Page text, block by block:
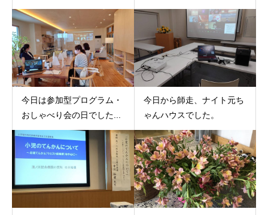
今日は参加型プログラム・
おしゃべり会の日でした...
今日から師走、ナイト元ち
ゃんハウスでした。